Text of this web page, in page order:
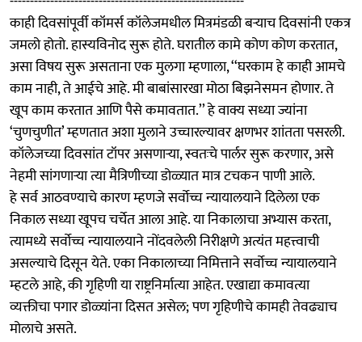
काही दिवसांपूर्वी कॉमर्स कॉलेजमधील मित्रमंडळी बऱ्याच दिवसांनी एकत्र
जमलो होतो. हास्यविनोद सुरू होते. घरातील कामे कोण कोण करतात,
असा विषय सुरू असताना एक मुलगा म्हणाला, ‘‘घरकाम हे काही आमचे
काम नाही, ते आईचे आहे. मी बाबांसारखा मोठा बिझनेसमन होणार. ते
खूप काम करतात आणि पैसे कमावतात.’’ हे वाक्य सध्या ज्यांना
‘चुणचुणीत’ म्हणतात अशा मुलाने उच्चारल्यावर क्षणभर शांतता पसरली.
कॉलेजच्या दिवसांत टॉपर असणाऱ्या, स्वतःचे पार्लर सुरू करणार, असे
नेहमी सांगणाऱ्या त्या मैत्रिणीच्या डोळ्यात मात्र टचकन पाणी आले.
हे सर्व आठवण्याचे कारण म्हणजे सर्वोच्च न्यायालयाने दिलेला एक
निकाल सध्या खूपच चर्चेत आला आहे. या निकालाचा अभ्यास करता,
त्यामध्ये सर्वोच्च न्यायालयाने नोंदवलेली निरीक्षणे अत्यंत महत्त्वाची
असल्याचे दिसून येते. एका निकालाच्या निमित्ताने सर्वोच्च न्यायालयाने
म्हटले आहे, की गृहिणी या राष्ट्रनिर्मात्या आहेत. एखाद्या कमावत्या
व्यक्तीचा पगार डोळ्यांना दिसत असेल; पण गृहिणीचे कामही तेवढ्याच
मोलाचे असते.